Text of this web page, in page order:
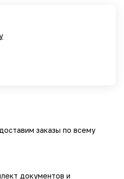
заказы по всему
документов и